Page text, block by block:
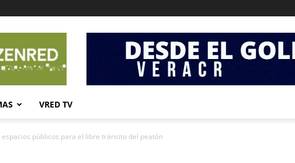
VRED TV
espacios públicos para el libre tránsito del peatón